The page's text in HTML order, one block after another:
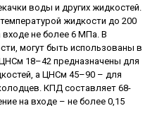
воды и других жидкостей.
жидкости до 200
не более 6 МПа. В
могут быть использованы в
18–42 предназначены для
а ЦНСм 45–90 – для
КПД составляет 68-
на входе – не более 0,15